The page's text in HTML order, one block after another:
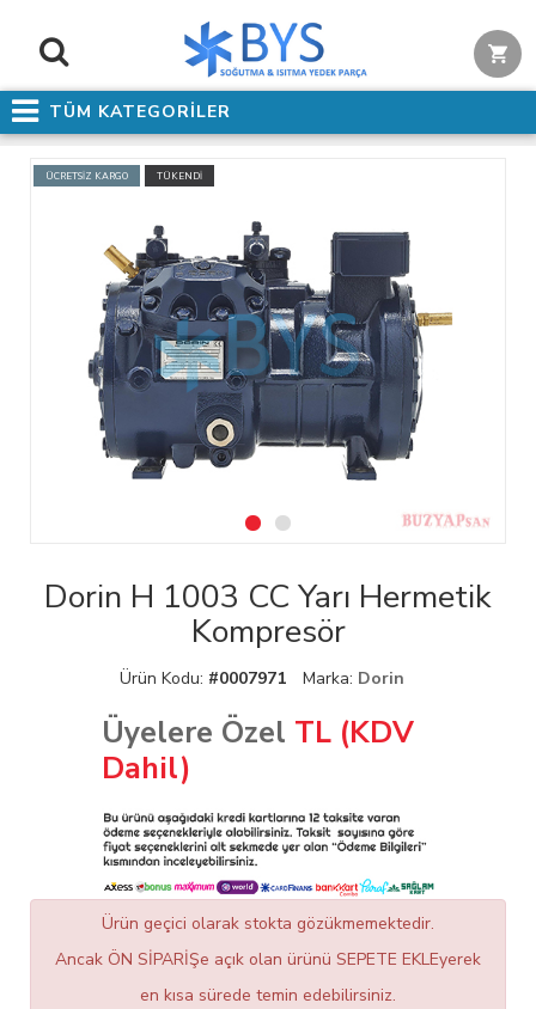
TÜM KATEGORİLER
ÜCRETSİZ KARGO TÜKENDİ
Dorin H 1003 CC Yarı Hermetik
Kompresör
Ürün Kodu: #0007971 Marka: Dorin
Üyelere Özel TL (KDV
Dahil)
Ürün geçici olarak stokta gözükmemektedir.
Ancak ÖN SİPARİŞe açık olan ürünü SEPETE EKLEyerek
en kısa sürede temin edebilirsiniz.